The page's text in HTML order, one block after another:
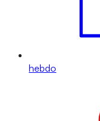
hebdo